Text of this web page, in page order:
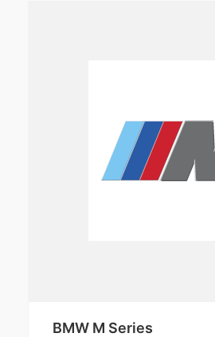
BMW M Series